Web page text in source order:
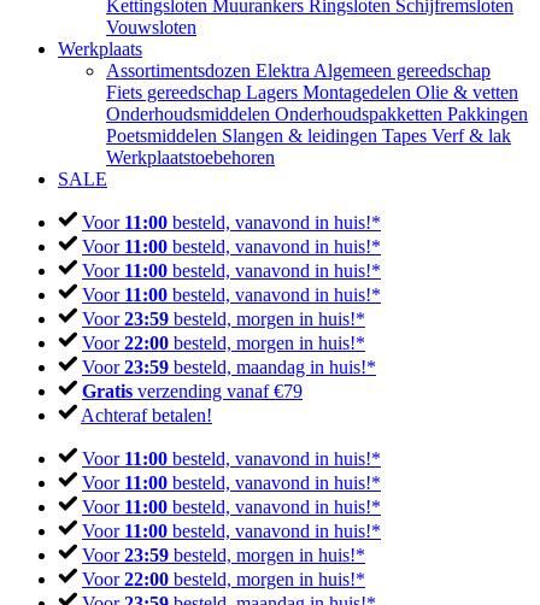
Kettingsloten Muurankers Ringsloten Schijfremsloten
Vouwsloten
Werkplaats
Assortimentsdozen Elektra Algemeen gereedschap
Fiets gereedschap Lagers Montagedelen Olie & vetten
Onderhoudsmiddelen Onderhoudspakketten Pakkingen
Poetsmiddelen Slangen & leidingen Tapes Verf & lak
Werkplaatstoebehoren
SALE
Voor 11:00 besteld, vanavond in huis!*
Voor 11:00 besteld, vanavond in huis!*
Voor 11:00 besteld, vanavond in huis!*
Voor 11:00 besteld, vanavond in huis!*
Voor23:59 besteld, morgen in huis!*
Voor22:00 besteld, morgen in huis!*
Voor23:59 besteld, maandag in huis!*
Gratis verzending vanaf €79
Achteraf betalen!
Voor 11:00 besteld, vanavond in huis!*
Voor 11:00 besteld, vanavond in huis!*
Voor 11:00 besteld, vanavond in huis!*
Voor 11:00 besteld, vanavond in huis!*
Voor23:59 besteld, morgen in huis!*
Voor22:00 besteld, morgen in huis!*